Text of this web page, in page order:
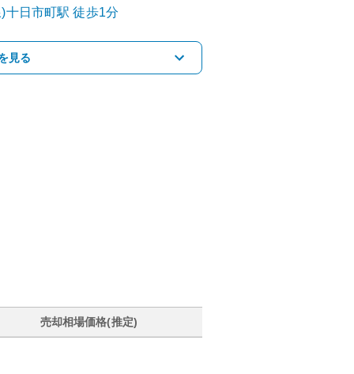
十日市町駅 徒歩1分
見る
売却相場価格(推定)